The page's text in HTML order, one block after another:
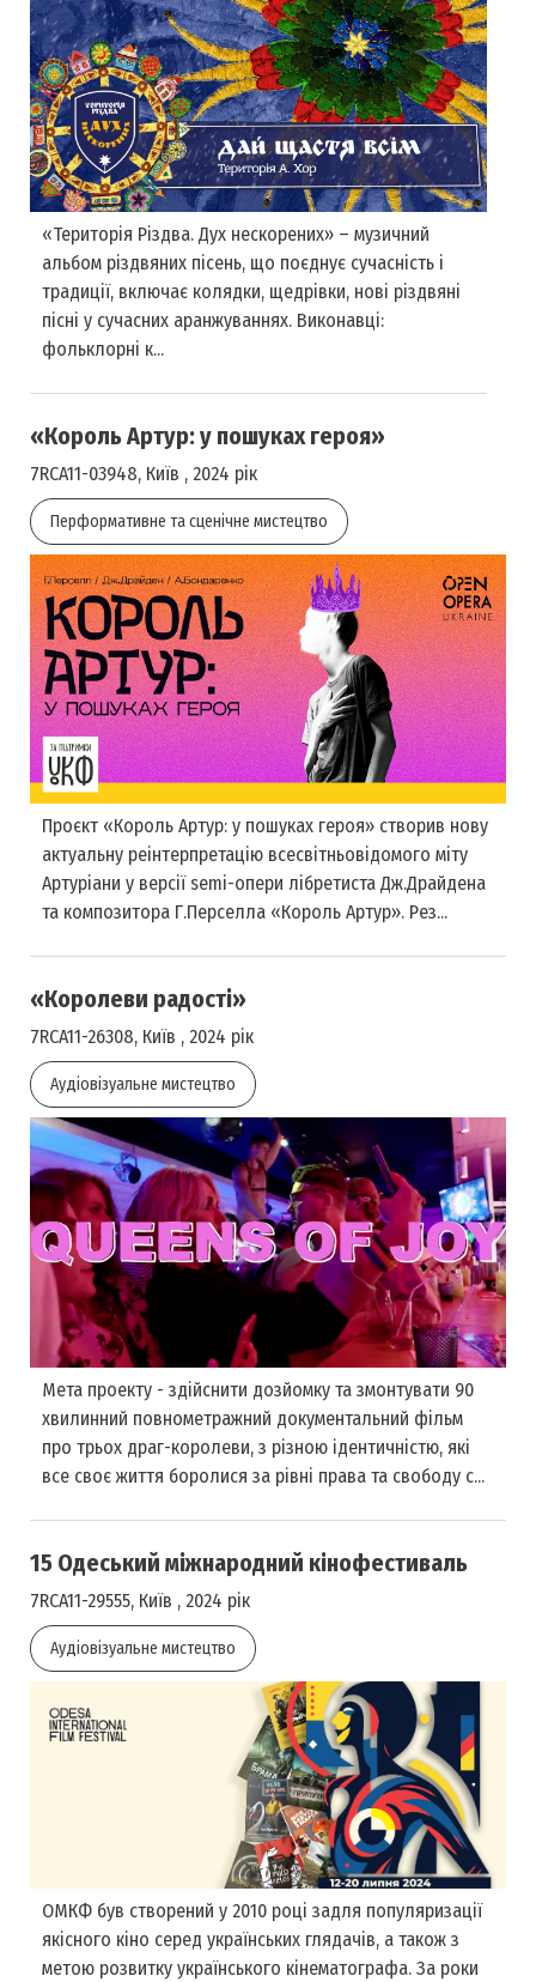
«Територія Різдва. Дух нескорених» – музичний
альбом різдвяних пісень, що поєднує сучасність і
традиції, включає колядки, щедрівки, нові різдвяні
пісні у сучасних аранжуваннях. Виконавці:
фольклорні к...
«Король Артур: у пошуках героя»
7RCA11-03948, Київ , 2024 рік
Перформативне та сценічне мистецтво
Проєкт «Король Артур: у пошуках героя» створив нову
актуальну реінтерпретацію всесвітньовідомого міту
Артуріани у версії semi-опери лібретиста Дж.Драйдена
та композитора Г.Перселла «Король Артур». Рез...
«Королеви радості»
7RCA11-26308, Київ , 2024 рік
Аудіовізуальне мистецтво
Мета проекту - здійснити дозйомку та змонтувати 90
хвилинний повнометражний документальний фільм
про трьох драг-королеви, з різною ідентичністю, які
все своє життя боролися за рівні права та свободу с...
15 Одеський міжнародний кінофестиваль
7RCA11-29555, Київ , 2024 рік
Аудіовізуальне мистецтво
ОМКФ був створений у 2010 році задля популяризації
якісного кіно серед українських глядачів, а також з
метою розвитку українського кінематографа. За роки